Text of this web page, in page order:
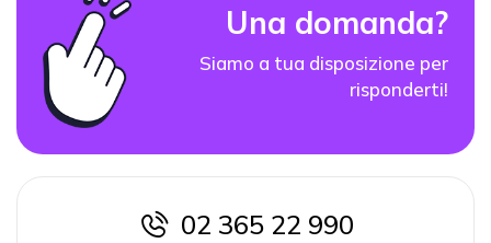
Una domanda?
Siamo a tua disposizione per
risponderti!
icon
02 365 22 990